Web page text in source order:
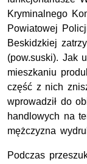
Kryminalnego
Powiatowej
Beskidzkiej
(pow.suski). Jak
mieszkaniu
część z nich
wprowadził do
handlowych na
mężczyzna
Podczas